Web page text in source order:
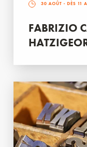
30 AOÛT - DÈS 11
FABRIZIO